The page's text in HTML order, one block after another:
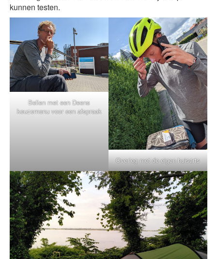
kunnen testen.
Bellen met een Deens
keuzemenu voor een afspraak
Overleg met de eigen huisarts